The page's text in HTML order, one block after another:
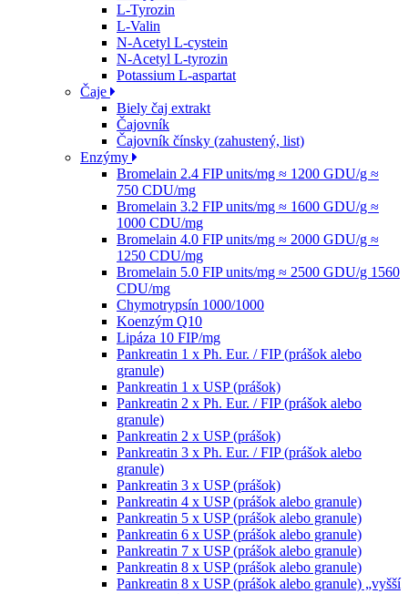
L-Tyrozin
L-Valin
N-Acetyl L-cystein
N-Acetyl L-tyrozin
Potassium L-aspartat
Čaje
Biely čaj extrakt
Čajovník
Čajovník čínsky (zahustený, list)
Enzýmy
Bromelain 2.4 FIP units/mg ≈ 1200 GDU/g ≈
750 CDU/mg
Bromelain 3.2 FIP units/mg ≈ 1600 GDU/g ≈
1000 CDU/mg
Bromelain 4.0 FIP units/mg ≈ 2000 GDU/g ≈
1250 CDU/mg
Bromelain 5.0 FIP units/mg ≈ 2500 GDU/g 1560
CDU/mg
Chymotrypsín 1000/1000
Koenzým Q10
Lipáza 10 FIP/mg
Pankreatin 1 x Ph. Eur. / FIP (prášok alebo
granule)
Pankreatin 1 x USP (prášok)
Pankreatin 2 x Ph. Eur. / FIP (prášok alebo
granule)
Pankreatin 2 x USP (prášok)
Pankreatin 3 x Ph. Eur. / FIP (prášok alebo
granule)
Pankreatin 3 x USP (prášok)
Pankreatin 4 x USP (prášok alebo granule)
Pankreatin 5 x USP (prášok alebo granule)
Pankreatin 6 x USP (prášok alebo granule)
Pankreatin 7 x USP (prášok alebo granule)
Pankreatin 8 x USP (prášok alebo granule)
Pankreatin 8 x USP (prášok alebo granule) „vyšší